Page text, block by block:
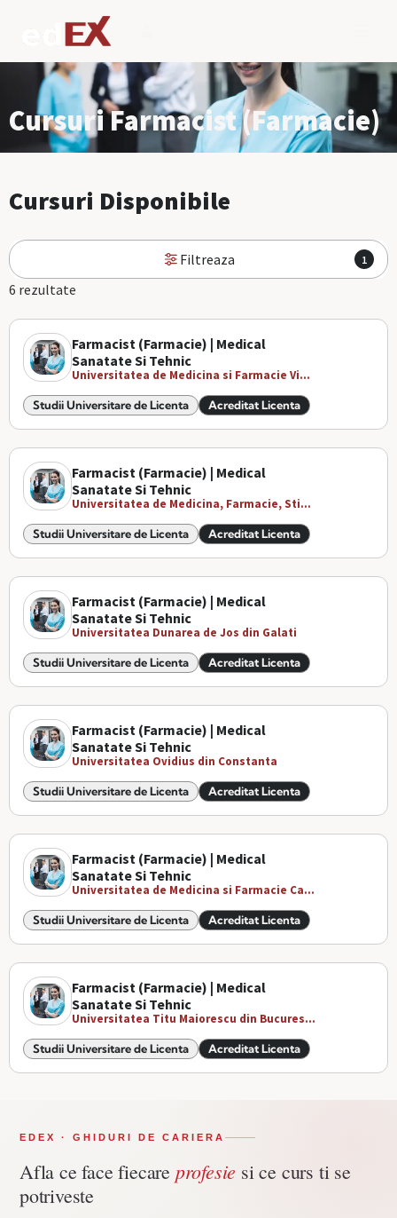
Cursuri Farmacist (Farmacie)
Cursuri Disponibile
Filtreaza 1
6 rezultate
Farmacist (Farmacie) | Medical
Sanatate Si Tehnic
Universitatea de Medicina si Farmacie Vi...
Studii Universitare de Licenta Acreditat Licenta
Farmacist (Farmacie) | Medical
Sanatate Si Tehnic
Universitatea de Medicina, Farmacie, Sti...
Studii Universitare de Licenta Acreditat Licenta
Farmacist (Farmacie) | Medical
Sanatate Si Tehnic
Universitatea Dunarea de Jos din Galati
Studii Universitare de Licenta Acreditat Licenta
Farmacist (Farmacie) | Medical
Sanatate Si Tehnic
Universitatea Ovidius din Constanta
Studii Universitare de Licenta Acreditat Licenta
Farmacist (Farmacie) | Medical
Sanatate Si Tehnic
Universitatea de Medicina si Farmacie Ca...
Studii Universitare de Licenta Acreditat Licenta
Farmacist (Farmacie) | Medical
Sanatate Si Tehnic
Universitatea Titu Maiorescu din Bucures...
Studii Universitare de Licenta Acreditat Licenta
EDEX · GHIDURI DE CARIERA
Afla ce face fiecare profesie si ce curs ti se
potriveste